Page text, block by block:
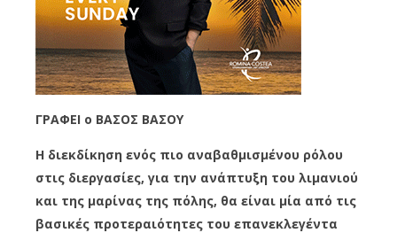
ΓΡΑΦΕΙ ο ΒΑΣΟΣ ΒΑΣΟΥ
Η διεκδίκηση ενός πιο αναβαθμισμένου ρόλου
στις διεργασίες, για την ανάπτυξη του λιμανιού
και της μαρίνας της πόλης, θα είναι μία από τις
βασικές προτεραιότητες του επανεκλεγέντα